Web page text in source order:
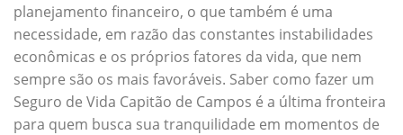
planejamento financeiro, o que também é uma
necessidade, em razão das constantes instabilidades
econômicas e os próprios fatores da vida, que nem
sempre são os mais favoráveis. Saber como fazer um
Seguro de Vida Capitão de Campos é a última fronteira
para quem busca sua tranquilidade em momentos de